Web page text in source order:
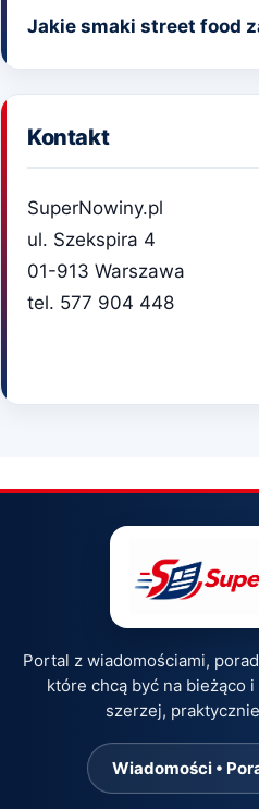
Jakie smaki street food
Kontakt
SuperNowiny.pl
ul. Szekspira 4
01-913 Warszawa
tel. 577 904 448
Portal z wiadomościami,
które chcą być na bieżąco
szerzej,
Wiadomości •